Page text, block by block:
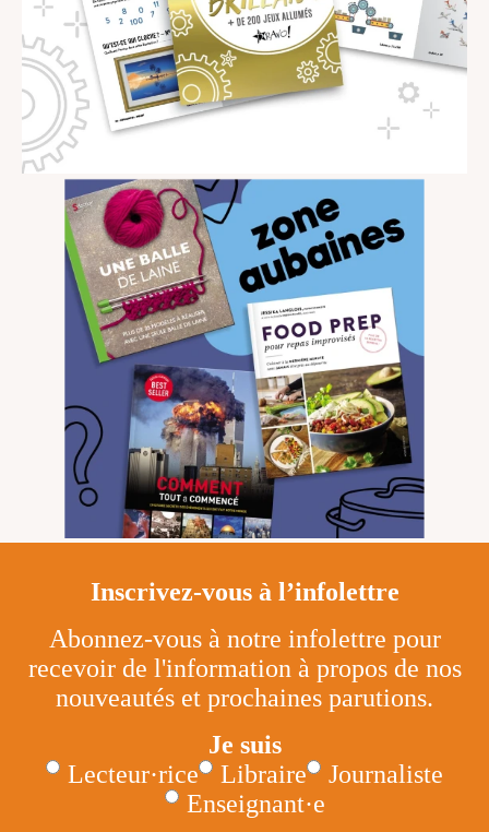
Inscrivez-vous à l’infolettre
Abonnez-vous à notre infolettre pour
recevoir de l'information à propos de nos
nouveautés et prochaines parutions.
Je suis
Lecteur·rice
Libraire
Journaliste
Enseignant·e